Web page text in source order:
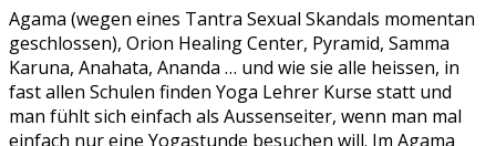
Agama (wegen eines Tantra Sexual Skandals momentan
geschlossen), Orion Healing Center, Pyramid, Samma
Karuna, Anahata, Ananda … und wie sie alle heissen, in
fast allen Schulen finden Yoga Lehrer Kurse statt und
man fühlt sich einfach als Aussenseiter, wenn man mal
einfach nur eine Yogastunde besuchen will. Im Agama